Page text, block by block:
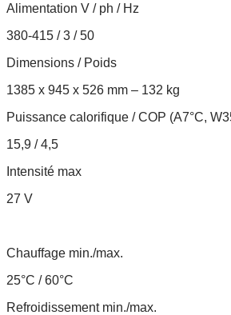
Alimentation V / ph / Hz
380-415 / 3 / 50
Dimensions / Poids
1385 x 945 x 526 mm – 132 kg
Puissance calorifique / COP (A7°C,
15,9 / 4,5
Intensité max
27 V
Chauffage min./max.
25°C / 60°C
Refroidissement min./max.